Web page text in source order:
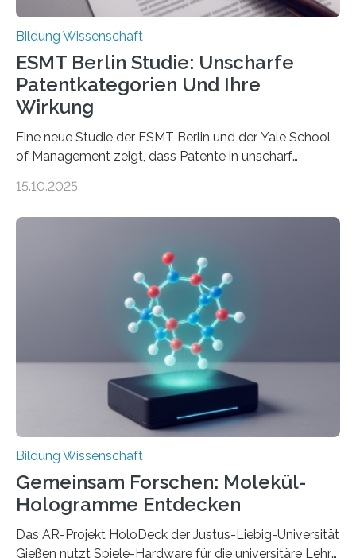
Bildung Wissenschaft
ESMT Berlin Studie: Unscharfe
Patentkategorien Und Ihre
Wirkung
Eine neue Studie der ESMT Berlin und der Yale School
of Management zeigt, dass Patente in unscharf
häufiger zu bahnbrechenden Innovationen führen und
Erfindungen entstehen besonders dann, wenn
Wissenskategorien verschwimmen. Das zeigt neue
Forschung von Gianluca Carnabuci, Professor of
Organizational Behavior an der ESMT Berlin, und
Balázs Kovács, Professor an der Yale School of
Management. Die Forscher kommen zu dem Schluss,
dass Patente…
15.10.2025
Bildung Wissenschaft
Gemeinsam Forschen: Molekül-
Hologramme Entdecken
Das AR-Projekt HoloDeck der Justus-Liebig-Universität
Gießen nutzt Spiele-Hardware für die universitäre Lehre